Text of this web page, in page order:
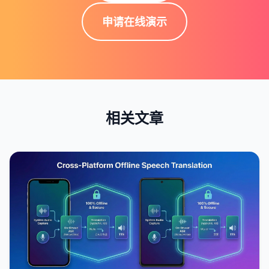
申请在线演示
相关文章